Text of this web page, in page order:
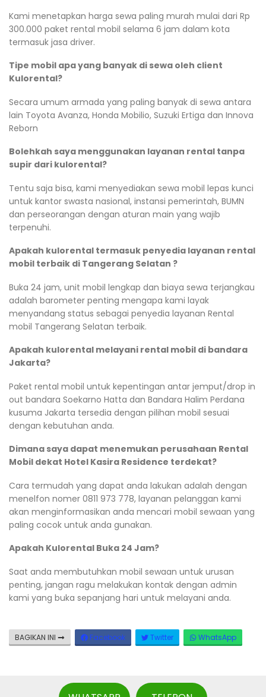
Kami menetapkan harga sewa paling murah mulai dari Rp
300.000 paket rental mobil selama 6 jam dalam kota
termasuk jasa driver.
Tipe mobil apa yang banyak di sewa oleh client
Kulorental?
Secara umum armada yang paling banyak di sewa antara
lain Toyota Avanza, Honda Mobilio, Suzuki Ertiga dan Innova
Reborn
Bolehkah saya menggunakan layanan rental tanpa
supir dari kulorental?
Tentu saja bisa, kami menyediakan sewa mobil lepas kunci
untuk kantor swasta nasional, instansi pemerintah, BUMN
dan perseorangan dengan aturan main yang wajib
terpenuhi.
Apakah kulorental termasuk penyedia layanan rental
mobil terbaik di Tangerang Selatan ?
Buka 24 jam, unit mobil lengkap dan biaya sewa terjangkau
adalah barometer penting mengapa kami layak
menyandang status sebagai penyedia layanan Rental
mobil Tangerang Selatan terbaik.
Apakah kulorental melayani rental mobil di bandara
Jakarta?
Paket rental mobil untuk kepentingan antar jemput/drop in
out bandara Soekarno Hatta dan Bandara Halim Perdana
kusuma Jakarta tersedia dengan pilihan mobil sesuai
dengan kebutuhan anda.
Dimana saya dapat menemukan perusahaan Rental
Mobil dekat Hotel Kasira Residence terdekat?
Cara termudah yang dapat anda lakukan adalah dengan
menelfon nomer 0811 973 778, layanan pelanggan kami
akan menginformasikan anda mencari mobil sewaan yang
paling cocok untuk anda gunakan.
Apakah Kulorental Buka 24 Jam?
Saat anda membutuhkan mobil sewaan untuk urusan
penting, jangan ragu melakukan kontak dengan admin
kami yang buka sepanjang hari untuk melayani anda.
BAGIKAN INI Facebook Twitter WhatsApp